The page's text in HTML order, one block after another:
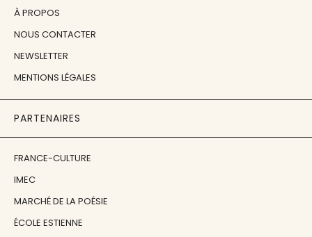
À PROPOS
NOUS CONTACTER
NEWSLETTER
MENTIONS LÉGALES
PARTENAIRES
FRANCE-CULTURE
IMEC
MARCHÉ DE LA POÉSIE
ÉCOLE ESTIENNE